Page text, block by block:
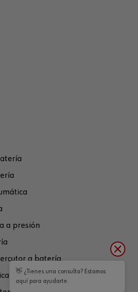
a presión
a batería
👋 ¿Tienes una consulta? Estamos
aquí para ayudarte.